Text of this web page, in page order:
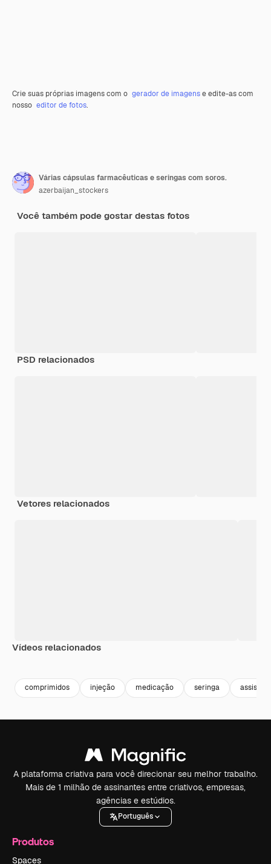
Crie suas próprias imagens com o gerador de imagense edite-as com
nosso editor de fotos.
Várias cápsulas farmacêuticas e seringas com soros.
azerbaijan_stockers
Você também pode gostar destas fotos
PSD relacionados
Vetores relacionados
Vídeos relacionados
comprimidos injeção medicação seringa
A plataforma criativa para você direcionar seu melhor trabalho.
Mais de 1 milhão de assinantes entre criativos, empresas,
agências e estúdios.
Português
Produtos
Spaces